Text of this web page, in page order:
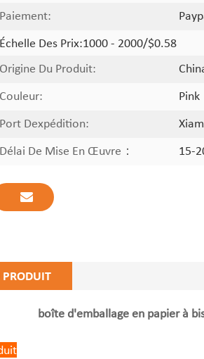
Paiement:
Échelle Des Prix:1000 - 2000/$0.58
Origine Du Produit:
Couleur:
Pink
Port Dexpédition:
Délai De Mise En Œuvre：
15-
PRODUIT
boîte d'emballage en papier à